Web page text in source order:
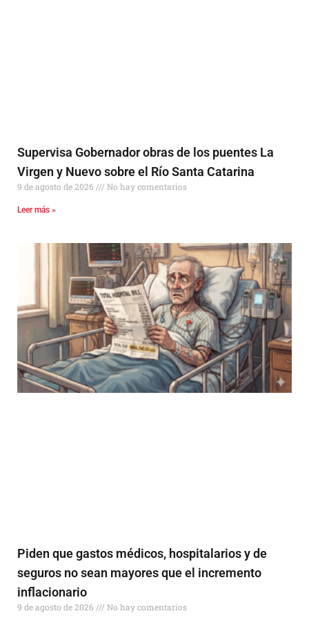
Supervisa Gobernador obras de los puentes La
Virgen y Nuevo sobre el Río Santa Catarina
9 de agosto de 2026 No hay comentarios
Leer más »
Piden que gastos médicos, hospitalarios y de
seguros no sean mayores que el incremento
inflacionario
9 de agosto de 2026 No hay comentarios